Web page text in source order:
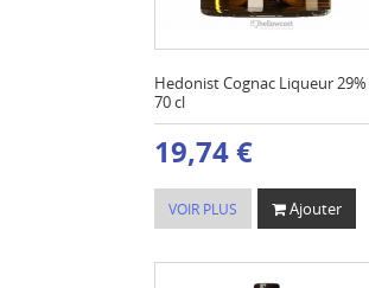
Hedonist Cognac Liqueur 29%
70 cl
19,74 €
VOIR PLUS Ajouter